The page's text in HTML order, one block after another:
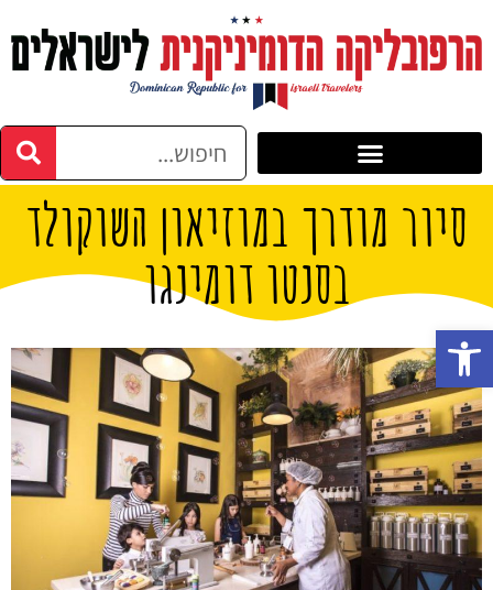
סיור מודרך במוזיאון השוקולד
בסנטו דומינגו
פתח סרגל נגישות